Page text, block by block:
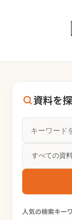
資料を
人気の検索キー